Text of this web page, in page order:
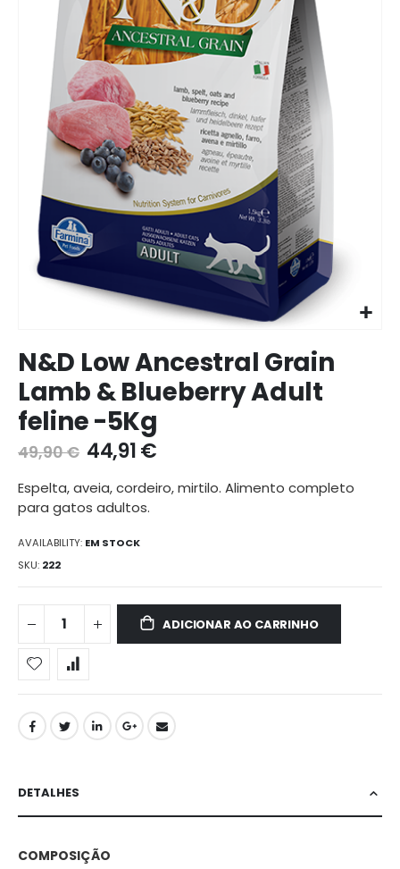
para
o
início
da
galeria
de
N&D Low Ancestral Grain
Lamb & Blueberry Adult
feline -5Kg
49,90 € 44,91 €
Espelta, aveia, cordeiro, mirtilo. Alimento completo
para gatos adultos.
AVAILABILITY: EM STOCK
SKU 222
ADICIONAR AO CARRINHO
DETALHES
COMPOSIÇÃO